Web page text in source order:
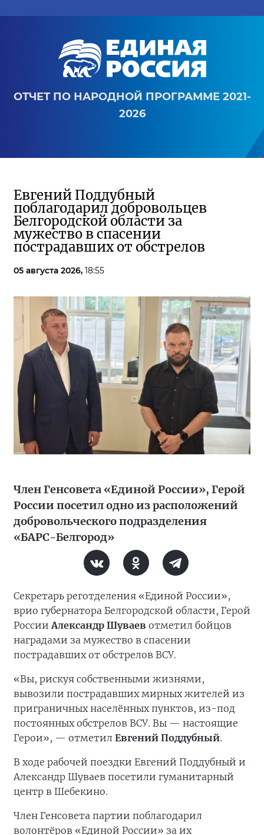
ОТЧЕТ ПО НАРОДНОЙ ПРОГРАММЕ 2021-
2026
Евгений Поддубный
поблагодарил добровольцев
Белгородской области за
мужество в спасении
пострадавших от обстрелов
05 августа 2026, 18:55
Член Генсовета «Единой России», Герой
России посетил одно из расположений
добровольческого подразделения
«БАРС-Белгород»
Секретарь реготделения «Единой России»,
врио губернатора Белгородской области, Герой
РоссииАлександр Шуваев отметил бойцов
наградами за мужество в спасении
пострадавших от обстрелов ВСУ.
«Вы, рискуя собственными жизнями,
вывозили пострадавших мирных жителей из
приграничных населённых пунктов, из-под
постоянных обстрелов ВСУ. Вы — настоящие
Герои», — отметил Евгений Поддубный.
В ходе рабочей поездки Евгений Поддубный и
Александр Шуваев посетили гуманитарный
центр в Шебекино.
Член Генсовета партии поблагодарил
волонтёров «Единой России» за их